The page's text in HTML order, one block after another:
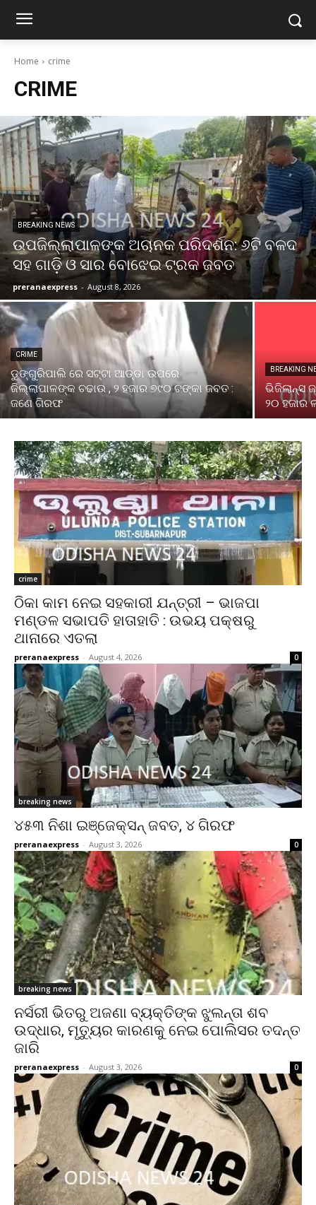
Home crime
CRIME
BREAKING NEWS
ଉପଜିଲ୍ଲାପାଳଙ୍କ ଅଚାନକ ପରିଦର୍ଶନ: ୬ଟି ବଳଦ
ସହ ଗାଡ଼ି ଓ ସାର ବୋଝେଇ ଟ୍ରକ ଜବତ
preranaexpress - August 8, 2026
CRIME
ଡୁଙ୍ଗୁରିପାଲି ରେ ସଟ୍ଟା ଆଡ୍ଡା ଉପରେ
ଜିଲ୍ଲାପାଳଙ୍କ ଚଢାଉ , ୨ ହଜାର ୭୯୦ ଟଙ୍କା ଜବତ :
ଜଣେ ଗିରଫ
BREAKING
ଭିଜିଲାନ୍ସ
୨୦ ହଜାର
crime
ଠିକା କାମ ନେଇ ସହକାରୀ ଯନ୍ତ୍ରୀ – ଭାଜପା
ମଣ୍ଡଳ ସଭାପତି ହାତାହାତି : ଉଭୟ ପକ୍ଷରୁ
ଥାନାରେ ଏତଲା
preranaexpress - August 4, 2026 0
breaking news
୪୫୩ ନିଶା ଇଞ୍ଜେକ୍ସନ୍ ଜବତ, ୪ ଗିରଫ
preranaexpress - August 3, 2026 0
breaking news
ନର୍ସରୀ ଭିତରୁ ଅଜଣା ବ୍ୟକ୍ତିଙ୍କ ଝୁଲନ୍ତା ଶବ
ଉଦ୍ଧାର, ମୃତ୍ୟୁର କାରଣକୁ ନେଇ ପୋଲିସର ତଦନ୍ତ
ଜାରି
preranaexpress - August 3, 2026 0